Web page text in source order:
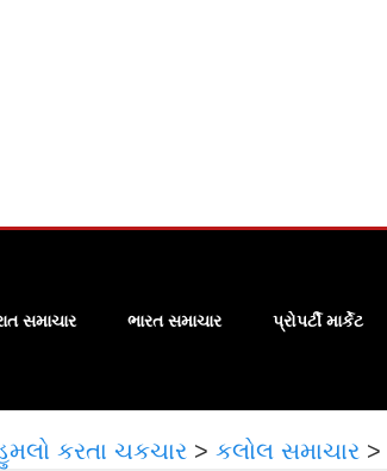
સમાચાર ભારત સમાચાર પ્રોપર્ટી માર્કેટ
કરતા ચકચાર > કલોલ સમાચાર >